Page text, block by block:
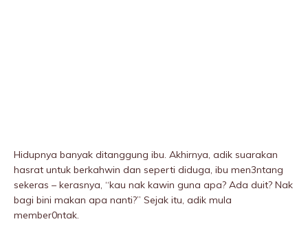
Hidupnya banyak ditanggung ibu. Akhirnya, adik suarakan
hasrat untuk berkahwin dan seperti diduga, ibu men3ntang
sekeras – kerasnya, “kau nak kawin guna apa? Ada duit? Nak
bagi bini makan apa nanti?” Sejak itu, adik mula
member0ntak.